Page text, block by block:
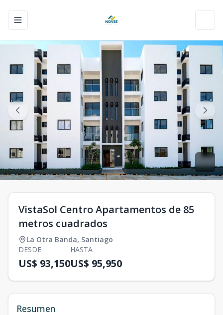
Toggle navigation menu
VistaSol Centro Apartamentos de 85
metros cuadrados
La Otra Banda, Santiago
DESDE
US$ 93,150
HASTA
US$ 95,950
Resumen